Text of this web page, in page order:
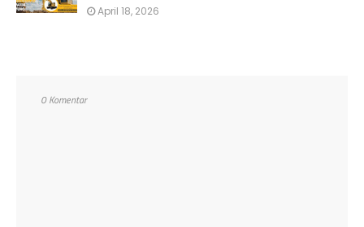
April 18, 2026
0 Komentar